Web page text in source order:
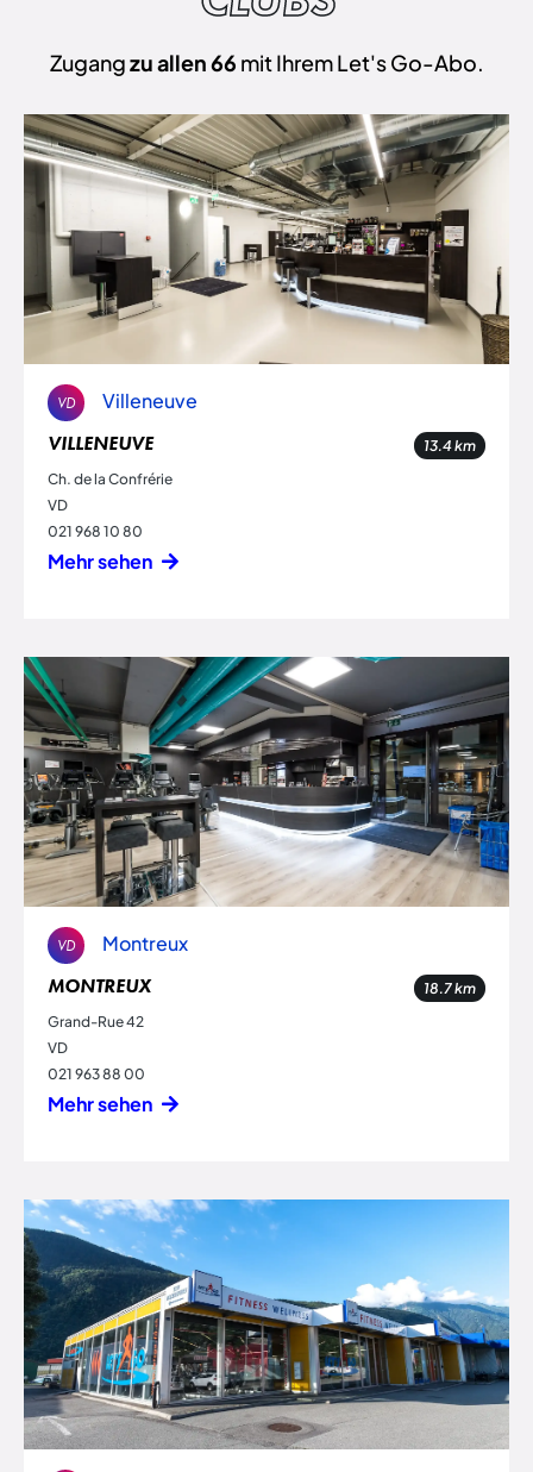
Zugangzu allen 66 mit Ihrem Let's Go-Abo.
VD Villeneuve
VILLENEUVE 13.4km
Ch. de la Confrérie
VD
021 968 10 80
Mehr sehen
VD Montreux
MONTREUX 18.7km
Grand-Rue 42
VD
021 963 88 00
Mehr sehen